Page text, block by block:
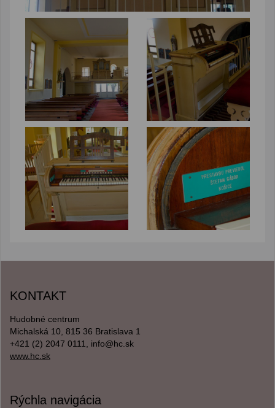
KONTAKT
Hudobné centrum
Michalská 10, 815 36 Bratislava 1
+421 (2) 2047 0111, info@hc.sk
www.hc.sk
Rýchla navigácia